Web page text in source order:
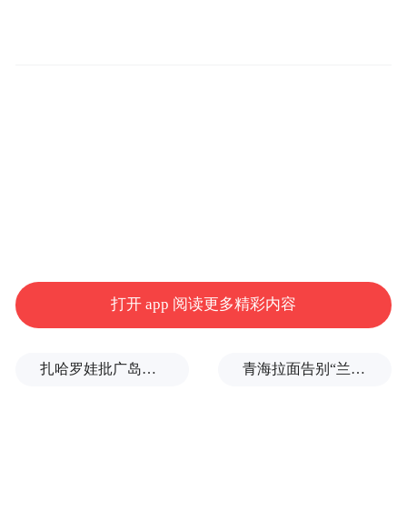
驶人须严守交规，严禁私自改装排气、灯光
违法行为，共同维护安全道路交通环境。
打开 app 阅读更多精彩内容
扎哈罗娃批广岛市长不提美国原子弹 青海拉面告别“兰州拉面”，借来的IP终要还